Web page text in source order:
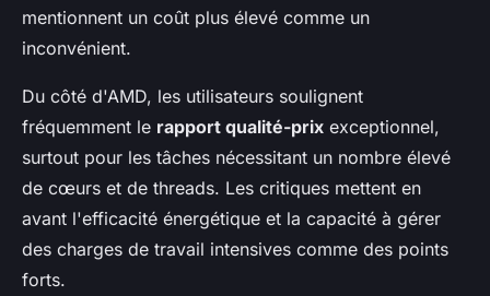
mentionnent un coût plus élevé comme un
inconvénient.
Du côté d'AMD, les utilisateurs soulignent
fréquemment le rapport qualité-prix exceptionnel,
surtout pour les tâches nécessitant un nombre élevé
de cœurs et de threads. Les critiques mettent en
avant l'efficacité énergétique et la capacité à gérer
des charges de travail intensives comme des points
forts.